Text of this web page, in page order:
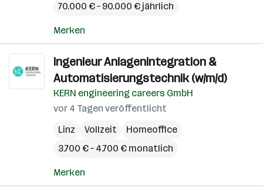
70.000 € – 90.000 € jährlich
Merken
Ingenieur Anlagenintegration &
Automatisierungstechnik (w/m/d)
KERN engineering careers GmbH
vor 4 Tagen veröffentlicht
Linz
Vollzeit
Homeoffice
3.700 € – 4.700 € monatlich
Merken